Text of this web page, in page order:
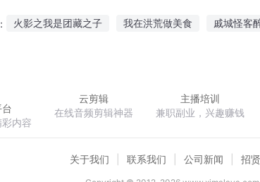
俺不是孙悟空 我就是孙悟空 妖王孙悟空 大
火影之我是团藏之子 我在洪荒做美食 戚城怪客
内容
云剪辑
在线音频剪辑神器
主播培训
兼职副业，兴趣赚钱
关于我们 联系我们 公司新闻 招